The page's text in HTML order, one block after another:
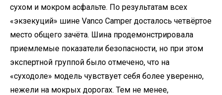
сухом и мокром асфальте. По результатам всех
«экзекуций» шине Vanco Camper досталось четвёртое
место общего зачёта. Шина продемонстрировала
приемлемые показатели безопасности, но при этом
экспертной группой было отмечено, что на
«суходоле» модель чувствует себя более уверенно,
нежели на мокрых дорогах. Тем не менее,